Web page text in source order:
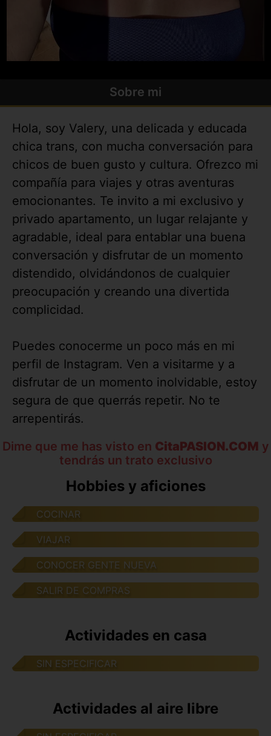
Sobre mi
Hola, soy Valery, una delicada y educada
chica trans, con mucha conversación para
chicos de buen gusto y cultura. Ofrezco mi
compañía para viajes y otras aventuras
emocionantes. Te invito a mi exclusivo y
privado apartamento, un lugar relajante y
agradable, ideal para entablar una buena
conversación y disfrutar de un momento
distendido, olvidándonos de cualquier
preocupación y creando una divertida
complicidad.
Puedes conocerme un poco más en mi
perfil de Instagram. Ven a visitarme y a
disfrutar de un momento inolvidable, estoy
segura de que querrás repetir. No te
arrepentirás.
Dime que me has visto en CitaPASION.COM y
tendrás un trato exclusivo
Hobbies y aficiones
COCINAR
VIAJAR
CONOCER GENTE NUEVA
SALIR DE COMPRAS
Actividades en casa
SIN ESPECIFICAR
Actividades al aire libre